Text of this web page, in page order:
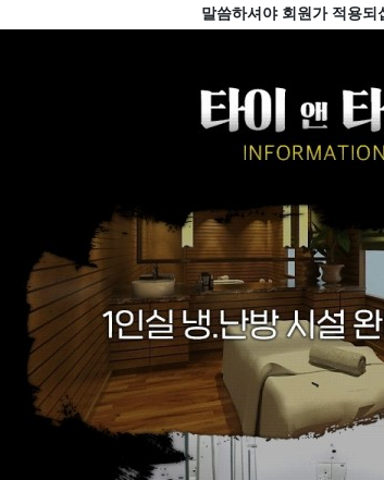
말씀하셔야 회원가 적용되